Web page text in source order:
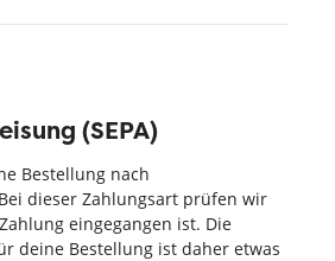
(SEPA)
Bestellung nach
dieser Zahlungsart prüfen wir
eingegangen ist. Die
deine Bestellung ist daher etwas